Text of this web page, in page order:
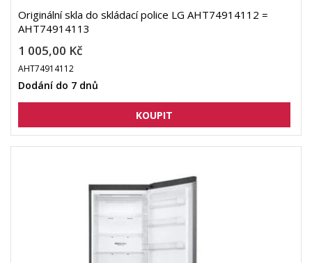
Originální skla do skládací police LG AHT74914112 =
AHT74914113
1 005,00 Kč
AHT74914112
Dodání do 7 dnů